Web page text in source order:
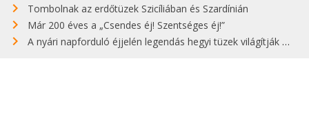
Tombolnak az erdőtüzek Szicíliában és Szardínián
Már 200 éves a „Csendes éj! Szentséges éj!”
A nyári napforduló éjjelén legendás hegyi tüzek világítják meg Zugspitzét